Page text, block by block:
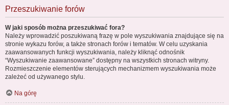
Przeszukiwanie forów
W jaki sposób można przeszukiwać fora?
Należy wprowadzić poszukiwaną frazę w pole wyszukiwania znajdujące się na
stronie wykazu forów, a także stronach forów i tematów. W celu uzyskania
zaawansowanych funkcji wyszukiwania, należy kliknąć odnośnik
“Wyszukiwanie zaawansowane” dostępny na wszystkich stronach witryny.
Rozmieszczenie elementów sterujących mechanizmem wyszukiwania może
zależeć od używanego stylu.
Na górę